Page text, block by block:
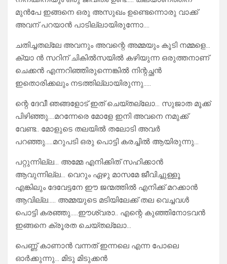
മുൻപേ ഇങ്ങനെ ഒരു അസുഖം ഉണ്ടെന്നൊരു വാക്ക്
അവന് പറയാൻ പാടില്ലായിരുന്നോ….
ചതിച്ചതല്ലേ അവനും അവന്റെ അമ്മയും കൂടി നമ്മളെ…
ക്യാ ൻ സറിന് ചികിൽസയിൽ കഴിയുന്ന ഒരുത്തനാണ്
ചെക്കൻ എന്നറിഞ്ഞിരുന്നെങ്കിൽ നിന്റച്ഛൻ
ഇതൊരിക്കലും നടത്തില്ലായിരുന്നു…..
ന്റെ ദേവീ ഞങ്ങളോട് ഇത് ചെയ്തല്ലോ… സുജാത മൂക്ക്
പിഴിഞ്ഞു….മറന്നേരെ മോളേ ഇനി അവനെ നമുക്ക്
വേണ്ട.. മോളുടെ തലയിൽ തലോടി അവർ
പറഞ്ഞു…..മറുപടി ഒരു പൊട്ടി കരച്ചിൽ ആയിരുന്നു…
പറ്റുന്നില്ല… അമ്മേ എനിക്കിത് സഹിക്കാൻ
ആവുന്നില്ല… വെറും ഏഴു മാസമേ ജീവിച്ചുള്ളൂ
എങ്കിലും ദേവേട്ടനേ ഈ ജന്മത്തിൽ എനിക്ക് മറക്കാൻ
ആവില്ല….. അമ്മയുടെ മടിയിലേക്ക് തല വെച്ചവൾ
പൊട്ടി കരഞ്ഞു…..ഈശ്വരാ.. എന്റെ കുഞ്ഞിനോടവൻ
ഇങ്ങനെ ക്രൂരത ചെയ്തല്ലോ…
പെണ്ണ് കാണാൻ വന്നത് ഇന്നലെ എന്ന പോലെ
ഓർക്കുന്നു… മിടു മിടുക്കൻ